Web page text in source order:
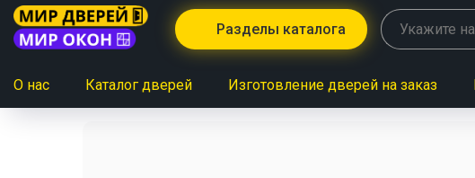
Разделы каталога
О нас Каталог дверей Изготовление дверей на заказ